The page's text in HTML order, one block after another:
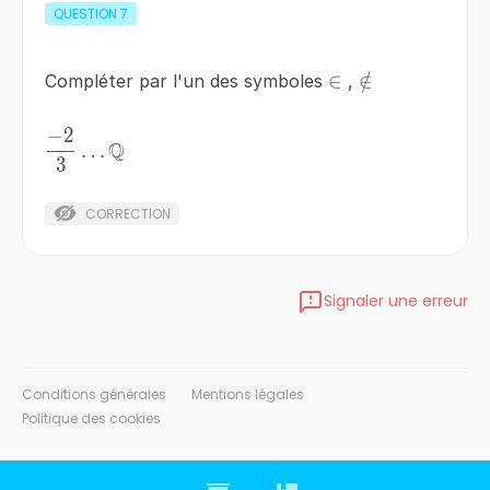
QUESTION 7
Compléter par l'un des symboles \in
∈ , \notin
∈
/
\frac{-2}
{3}\ldots
3
−2
…Q
CORRECTION
Signaler une erreur
Conditions générales
Mentions légales
Politique des cookies